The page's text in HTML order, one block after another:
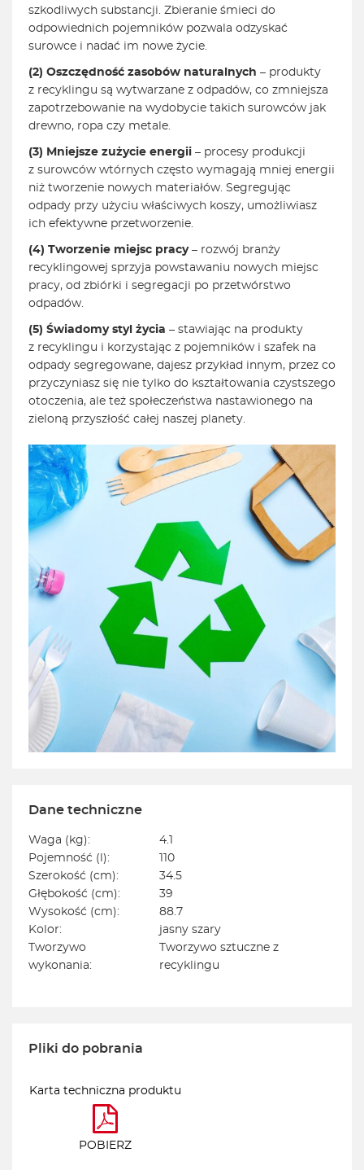
szkodliwych substancji. Zbieranie śmieci do
odpowiednich pojemników pozwala odzyskać
surowce i nadać im nowe życie.
(2) Oszczędność zasobów naturalnych – produkty
z recyklingu są wytwarzane z odpadów, co zmniejsza
zapotrzebowanie na wydobycie takich surowców jak
drewno, ropa czy metale.
(3) Mniejsze zużycie energii – procesy produkcji
z surowców wtórnych często wymagają mniej energii
niż tworzenie nowych materiałów. Segregując
odpady przy użyciu właściwych koszy, umożliwiasz
ich efektywne przetworzenie.
(4) Tworzenie miejsc pracy– rozwój branży
recyklingowej sprzyja powstawaniu nowych miejsc
pracy, od zbiórki i segregacji po przetwórstwo
odpadów.
(5) Świadomy styl życia – stawiając na produkty
z recyklingu i korzystając z pojemników i szafek na
odpady segregowane, dajesz przykład innym, przez co
przyczyniasz się nie tylko do kształtowania czystszego
otoczenia, ale też społeczeństwa nastawionego na
zieloną przyszłość całej naszej planety.
Dane techniczne
Waga (kg):
4.1
Pojemność (l):
110
Szerokość (cm):
34.5
Głębokość (cm):
39
Wysokość (cm):
88.7
Kolor:
jasny szary
Tworzywo
wykonania:
Tworzywo sztuczne z
recyklingu
Pliki do pobrania
Karta techniczna produktu
POBIERZ